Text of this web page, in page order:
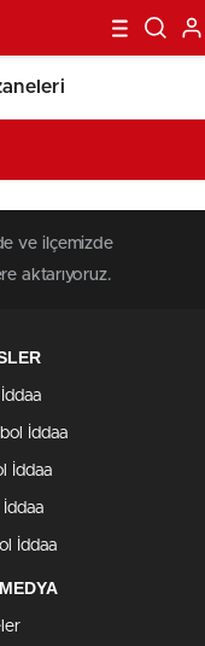
ve ilçemizde
aktarıyoruz.
İddaa
İddaa
İddaa
İddaa